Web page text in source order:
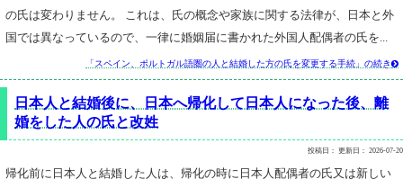
の氏は変わりません。 これは、氏の概念や家族に関する法律が、日本と外
国では異なっているので、一律に婚姻届に書かれた外国人配偶者の氏を...
「スペイン、ポルトガル語圏の人と結婚した方の氏を変更する手続」の続き
日本人と結婚後に、日本へ帰化して日本人になった後、離
婚をした人の氏と改姓
投稿日： 更新日： 2026-07-20
帰化前に日本人と結婚した人は、帰化の時に日本人配偶者の氏又は新しい